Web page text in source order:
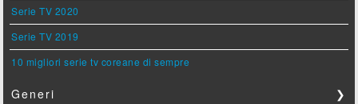
Serie TV 2020
Serie TV 2019
10 migliori serie tv coreane di sempre
Generi ❯